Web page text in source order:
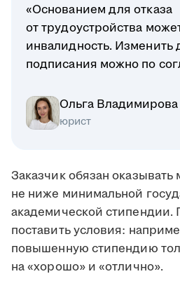
«Основанием для отказа
от трудоустройства
инвалидность. Изменить
подписания можно по
Ольга Владимирова
юрист
Заказчик обязан
не ниже минимальной
академической стипендии.
поставить условия:
повышенную стипендию
на «хорошо» и «отлично».